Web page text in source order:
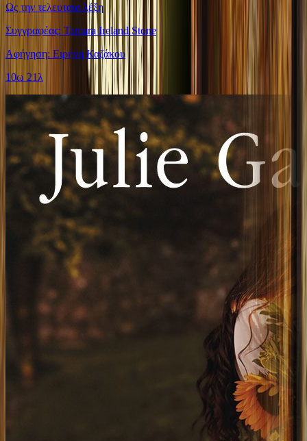
Ως την τελευταία λέξη
Συγγραφέας: Tamara Ireland Stone
Αφήγηση: Ειρήνη Καζάκου
10ω 21λ